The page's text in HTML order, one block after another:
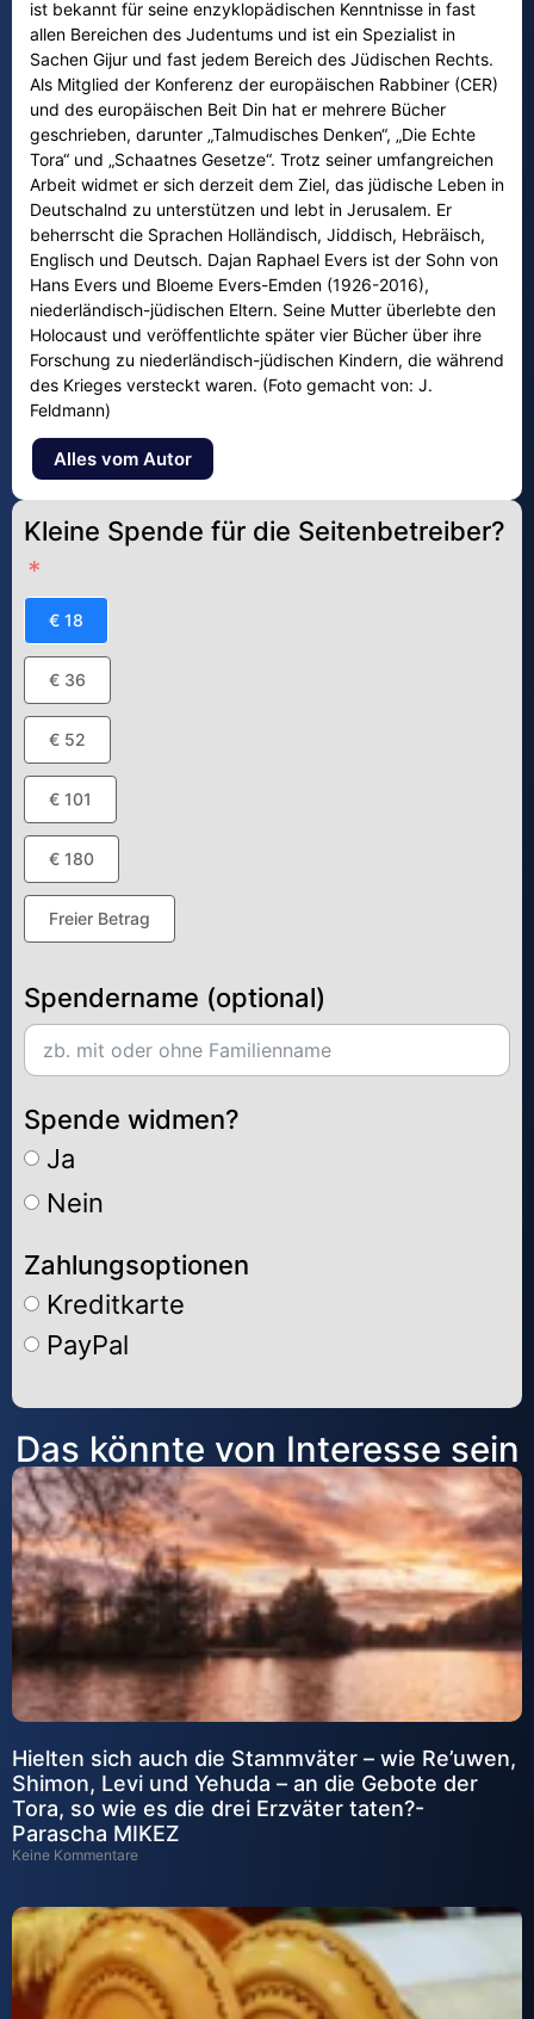
ist bekannt für seine enzyklopädischen Kenntnisse in fast
allen Bereichen des Judentums und ist ein Spezialist in
Sachen Gijur und fast jedem Bereich des Jüdischen Rechts.
Als Mitglied der Konferenz der europäischen Rabbiner (CER)
und des europäischen Beit Din hat er mehrere Bücher
geschrieben, darunter „Talmudisches Denken“, „Die Echte
Tora“ und „Schaatnes Gesetze“. Trotz seiner umfangreichen
Arbeit widmet er sich derzeit dem Ziel, das jüdische Leben in
Deutschalnd zu unterstützen und lebt in Jerusalem. Er
beherrscht die Sprachen Holländisch, Jiddisch, Hebräisch,
Englisch und Deutsch. Dajan Raphael Evers ist der Sohn von
Hans Evers und Bloeme Evers-Emden (1926-2016),
niederländisch-jüdischen Eltern. Seine Mutter überlebte den
Holocaust und veröffentlichte später vier Bücher über ihre
Forschung zu niederländisch-jüdischen Kindern, die während
des Krieges versteckt waren. (Foto gemacht von: J.
Feldmann)
Alles vom Autor
Kleine Spende für die Seitenbetreiber?
€ 18
€ 36
€ 52
€ 101
€ 180
Freier Betrag
Spendername (optional)
Spende widmen?
Ja
Nein
Zahlungsoptionen
Kreditkarte
PayPal
Alternative:
Das könnte von Interesse sein
Hielten sich auch die Stammväter – wie Re’uwen,
Shimon, Levi und Yehuda – an die Gebote der
Tora, so wie es die drei Erzväter taten?-
Parascha MIKEZ
Keine Kommentare